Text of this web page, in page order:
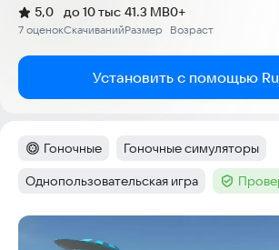
Рейтинг:
5,0
(
7 оценок
)
Скачиваний
до 10 тыс
Размер
41.3 MB
Возраст
0+
Установить с помощью
Категория:
Гоночные Тег:
Гоночные симуляторы
Тег:
Однопользовательская игра Тег :
Скриншоты